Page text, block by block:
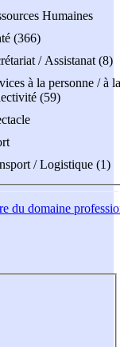
Humaines
(366)
/ Assistanat (8)
à la personne / à la
(59)
/ Logistique (1)
du domaine